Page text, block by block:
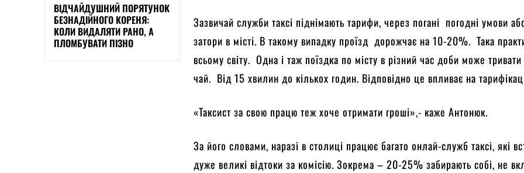
ВІДЧАЙДУШНИЙ ПОРЯТУНОК
БЕЗНАДІЙНОГО КОРЕНЯ:
КОЛИ ВИДАЛЯТИ РАНО, А
ПЛОМБУВАТИ ПІЗНО
Зазвичай служби таксі піднімають тарифи, через погані погодні умови
затори в місті. В такому випадку проїзд дорожчає на 10-20%. Така
всьому світу. Одна і таж поїздка по місту в різний час доби може
чай. Від 15 хвилин до кількох годин. Відповідно це впливає на
«Таксист за свою працю теж хоче отримати гроші»,- каже Антонюк.
За його словами, наразі в столиці працює багато онлай-служб таксі, які
дуже великі відтоки за комісію. Зокрема – 20-25% забирають собі, не